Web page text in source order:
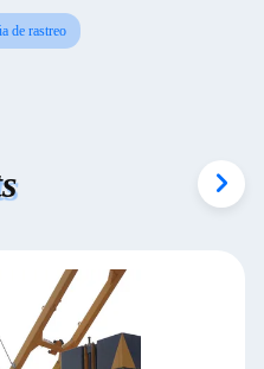
de rastreo